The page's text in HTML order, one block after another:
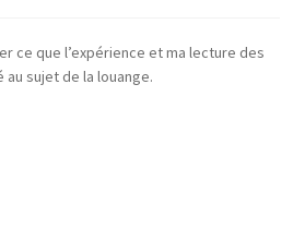
ce que l’expérience et ma lecture des
au sujet de la louange.